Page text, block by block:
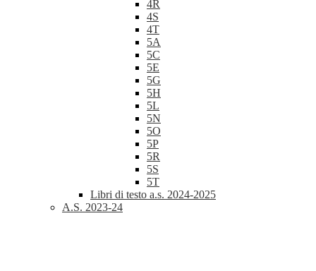
4R
4S
4T
5A
5C
5E
5G
5H
5L
5N
5O
5P
5R
5S
5T
Libri di testo a.s. 2024-2025
A.S. 2023-24